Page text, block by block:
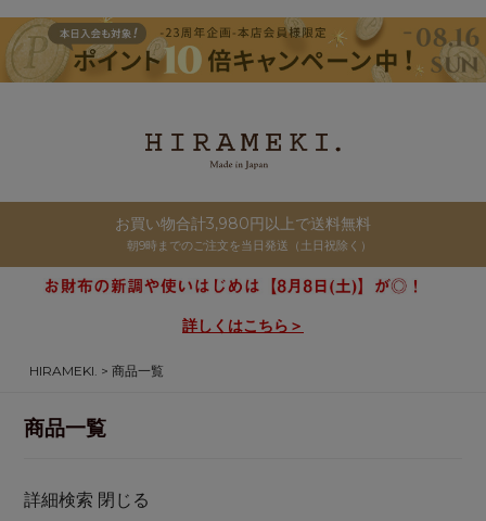
お買い物合計3,980円以上で送料無料
朝9時までのご注文を当日発送（土日祝除く）
詳しくはこちら＞
HIRAMEKI. 商品一覧
商品一覧
詳細検索 閉じる